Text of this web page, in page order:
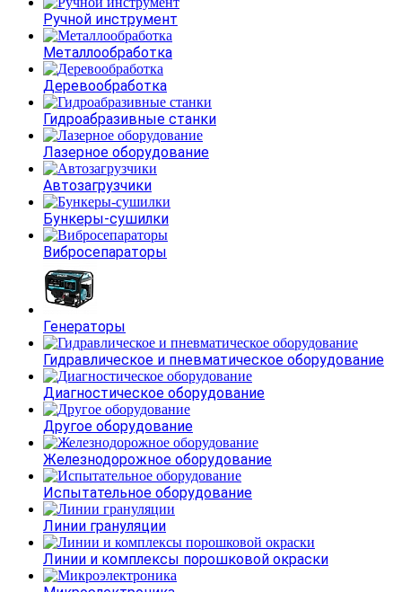
Ручной инструмент
Металлообработка
Деревообработка
Гидроабразивные станки
Лазерное оборудование
Автозагрузчики
Бункеры-сушилки
Вибросепараторы
Генераторы
Гидравлическое и пневматическое оборудование
Диагностическое оборудование
Другое оборудование
Железнодорожное оборудование
Испытательное оборудование
Линии грануляции
Линии и комплексы порошковой окраски